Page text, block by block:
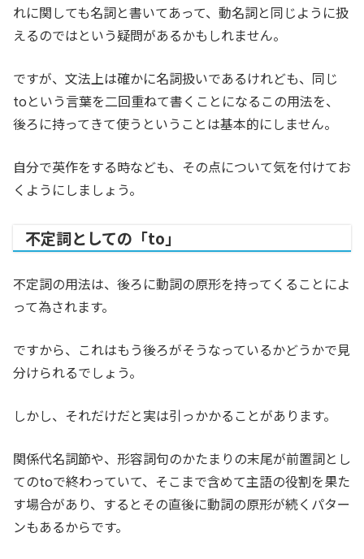
れに関しても名詞と書いてあって、動名詞と同じように扱
えるのではという疑問があるかもしれません。
ですが、文法上は確かに名詞扱いであるけれども、同じ
toという言葉を二回重ねて書くことになるこの用法を、
後ろに持ってきて使うということは基本的にしません。
自分で英作をする時なども、その点について気を付けてお
くようにしましょう。
不定詞としての「to」
不定詞の用法は、後ろに動詞の原形を持ってくることによ
って為されます。
ですから、これはもう後ろがそうなっているかどうかで見
分けられるでしょう。
しかし、それだけだと実は引っかかることがあります。
関係代名詞節や、形容詞句のかたまりの末尾が前置詞とし
てのtoで終わっていて、そこまで含めて主語の役割を果た
す場合があり、するとその直後に動詞の原形が続くパター
ンもあるからです。